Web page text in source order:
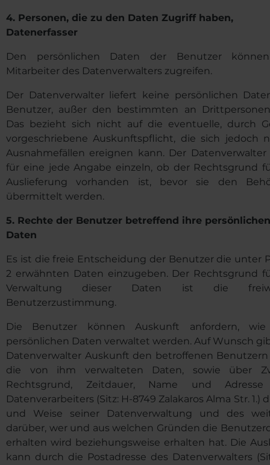
4. Personen, die zu den Daten Zugriff haben,
Datenerfasser
Den persönlichen Daten der Benutzer
Mitarbeiter des Datenverwalters zugreifen.
Der Datenverwalter liefert keine persönlichen
Benutzer, außer den bestimmten an
Das bezieht sich nicht auf die eventuelle, durch
vorgeschriebene Auskunftspflicht, die sich jedoch
Ausnahmefällen ereignen kann. Der
für eine jede Angabe einzeln, ob der Rechtsgrund
Auslieferung vorhanden ist, bevor sie den
übermittelt werden.
5. Rechte der Benutzer betreffend ihre persönlichen
Daten
Es ist die freie Entscheidung der Benutzer die unter
2 erwähnten Daten einzugeben. Der Rechtsgrund
Verwaltung dieser Daten ist die
Benutzerzustimmung.
Die Benutzer können Auskunft anfordern,
persönlichen Daten verwaltet werden. Auf Wunsch
Datenverwalter Auskunft den betroffenen
die von ihm verwalteten Daten, sowie über
Rechtsgrund, Zeitdauer, Name und
Datenverarbeiters (Sitz: H-8749 Zalakaros Alma Str. 1.)
und Weise seiner Datenverwaltung und des
darüber, wer und aus welchen Gründen die
erhalten wird beziehungsweise erhalten hat. Die
kann durch die Postadresse des Datenverwalters